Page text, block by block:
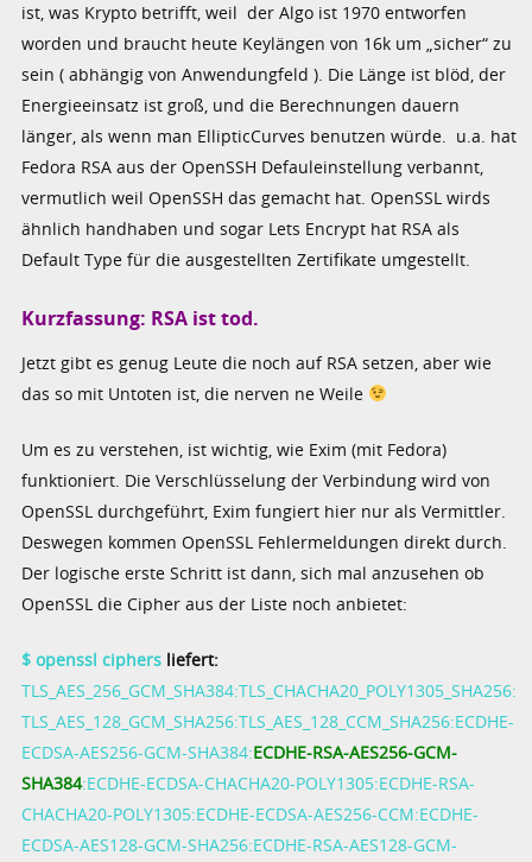
ist, was Krypto betrifft, weil der Algo ist 1970 entworfen
worden und braucht heute Keylängen von 16k um „sicher“ zu
sein ( abhängig von Anwendungfeld ). Die Länge ist blöd, der
Energieeinsatz ist groß, und die Berechnungen dauern
länger, als wenn man EllipticCurves benutzen würde. u.a. hat
Fedora RSA aus der OpenSSH Defauleinstellung verbannt,
vermutlich weil OpenSSH das gemacht hat. OpenSSL wirds
ähnlich handhaben und sogar Lets Encrypt hat RSA als
Default Type für die ausgestellten Zertifikate umgestellt.
Kurzfassung: RSA ist tod.
Jetzt gibt es genug Leute die noch auf RSA setzen, aber wie
das so mit Untoten ist, die nerven ne Weile
Um es zu verstehen, ist wichtig, wie Exim (mit Fedora)
funktioniert. Die Verschlüsselung der Verbindung wird von
OpenSSL durchgeführt, Exim fungiert hier nur als Vermittler.
Deswegen kommen OpenSSL Fehlermeldungen direkt durch.
Der logische erste Schritt ist dann, sich mal anzusehen ob
OpenSSL die Cipher aus der Liste noch anbietet:
$ openssl ciphers liefert:
TLS_AES_256_GCM_SHA384:TLS_CHACHA20_POLY1305_SHA256:
TLS_AES_128_GCM_SHA256:TLS_AES_128_CCM_SHA256:ECDHE-
ECDSA-AES256-GCM-SHA384:ECDHE-RSA-AES256-GCM-
SHA384:ECDHE-ECDSA-CHACHA20-POLY1305:ECDHE-RSA-
CHACHA20-POLY1305:ECDHE-ECDSA-AES256-CCM:ECDHE-
ECDSA-AES128-GCM-SHA256:ECDHE-RSA-AES128-GCM-